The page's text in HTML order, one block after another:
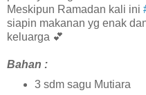
Meskipun Ramadan kali ini
siapin makanan yg enak
keluarga 💕
Bahan :
3 sdm sagu Mutiara